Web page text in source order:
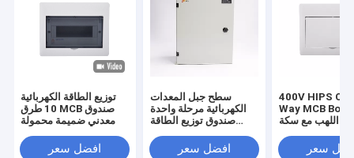
توزيع الطاقة الكهربائية
10 طرق MCB صندوق
معدني ضميمة محمولة
افضل سعر
سطح جبل المعدات
الكهربائية مرحلة واحدة
صندوق توزيع الطاقة
افضل سعر
400V HIPS
Way MCB Box مثبطات
سعر